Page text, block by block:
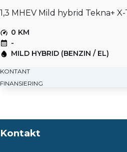
1,3 MHEV Mild hybrid Tekna+
0 KM
-
MILD HYBRID (BENZIN / EL)
KONTANT
FINANSIERING
Kontakt